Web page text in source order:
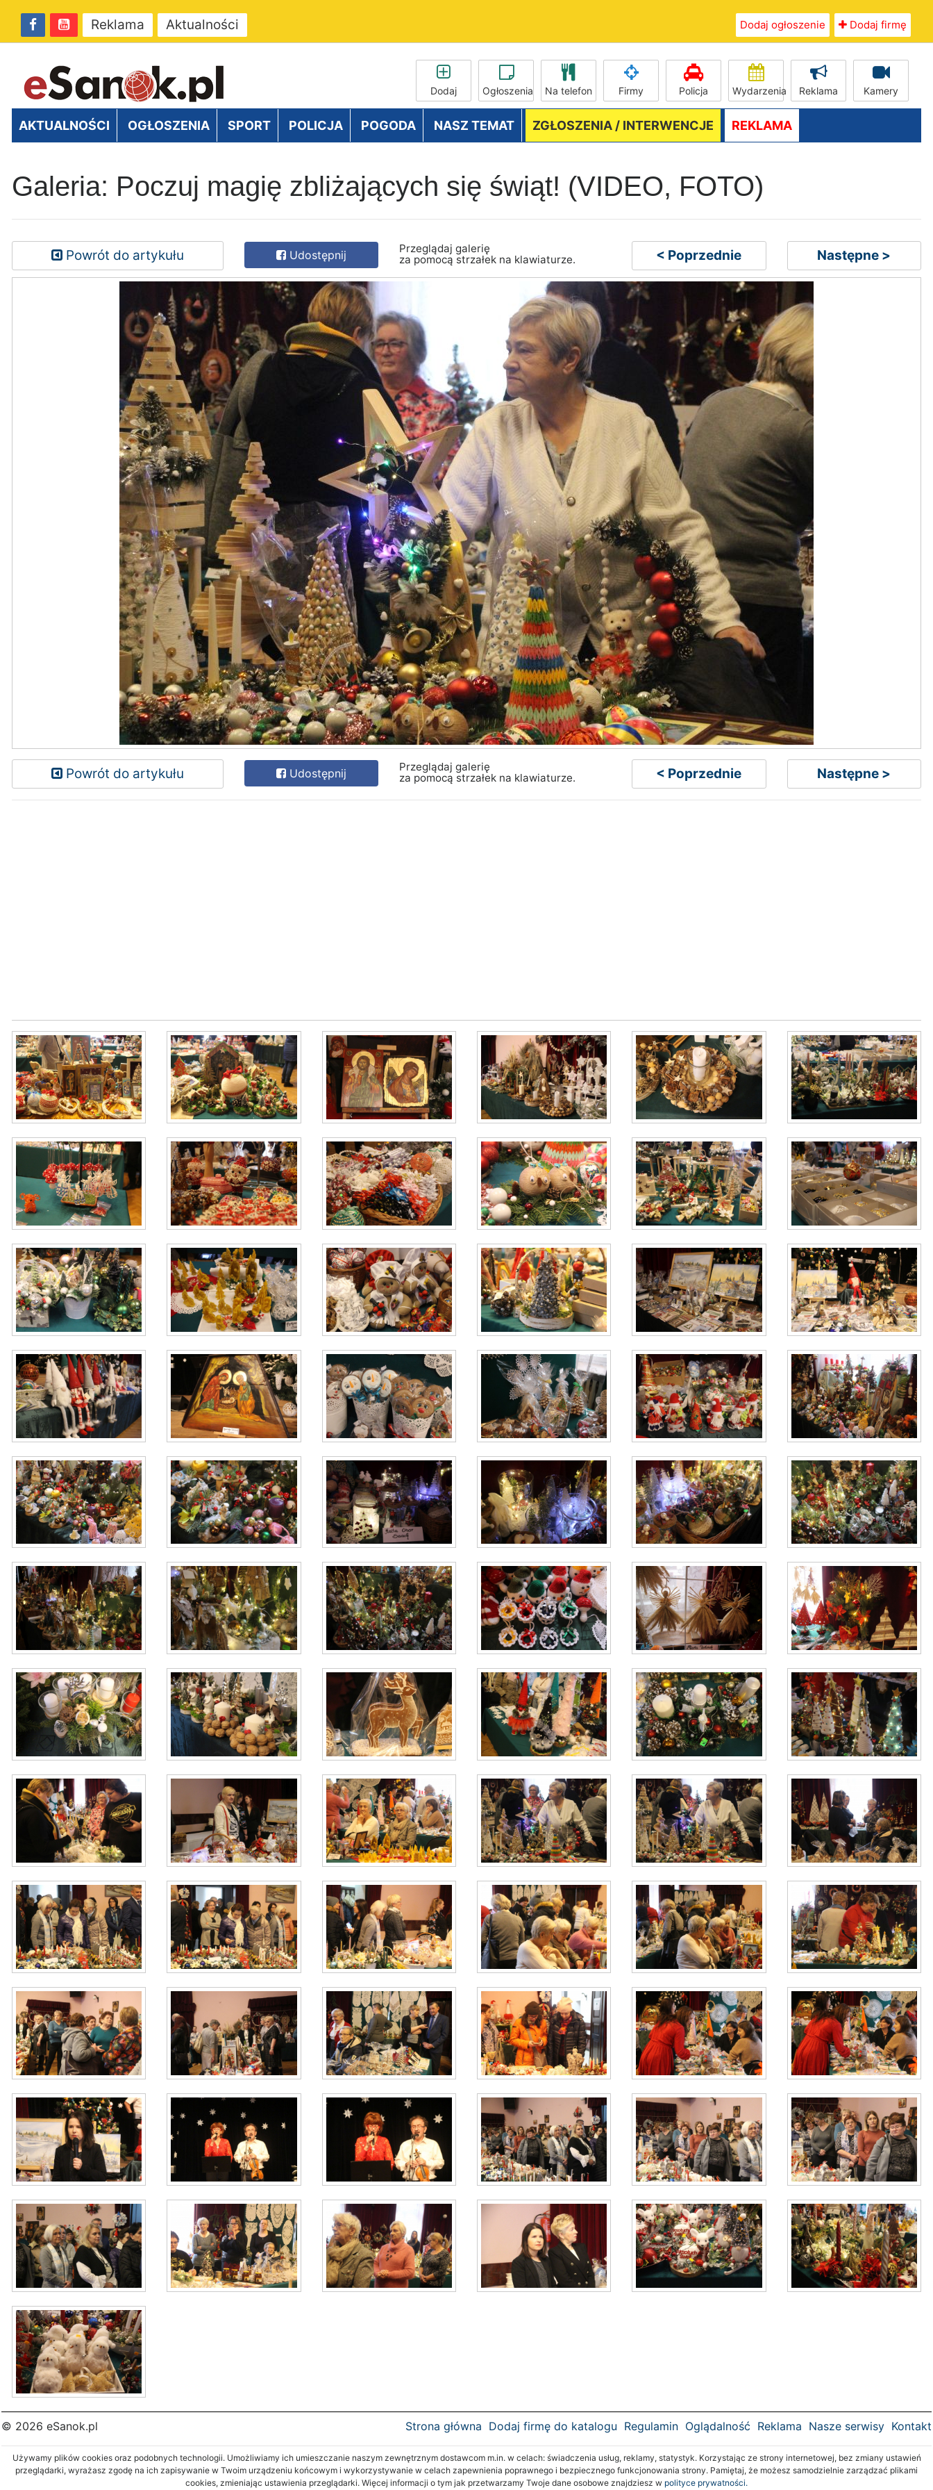
Reklama Aktualności Dodaj ogłoszenie Dodaj firmę
Dodaj Ogłoszenia Na telefon Firmy Policja Wydarzenia Reklama Kamery
AKTUALNOŚCI OGŁOSZENIA SPORT POLICJA POGODA NASZ TEMAT ZGŁOSZENIA / INTERWENCJE REKLAMA
Galeria: Poczuj magię zbliżających się świąt! (VIDEO, FOTO)
Powrót do artykułu Udostępnij
Przeglądaj galerię
za pomocą strzałek na klawiaturze.
< Poprzednie Następne >
Powrót do artykułu Udostępnij
Przeglądaj galerię
za pomocą strzałek na klawiaturze.
< Poprzednie Następne >
© 2026 eSanok.pl Strona główna Dodaj firmę do katalogu Regulamin Oglądalność Reklama Nasze serwisy Kontakt
Używamy plików cookies oraz podobnych technologii. Umożliwiamy ich umieszczanie naszym zewnętrznym dostawcom m.in. w celach: świadczenia usług, reklamy, statystyk. Korzystając ze strony internetowej, bez zmiany ustawień
przeglądarki, wyrażasz zgodę na ich zapisywanie w Twoim urządzeniu końcowym i wykorzystywanie w celach zapewnienia poprawnego i bezpiecznego funkcjonowania strony. Pamiętaj, że możesz samodzielnie zarządzać plikami
cookies, zmieniając ustawienia przeglądarki. Więcej informacji o tym jak przetwarzamy Twoje dane osobowe znajdziesz w polityce prywatności.